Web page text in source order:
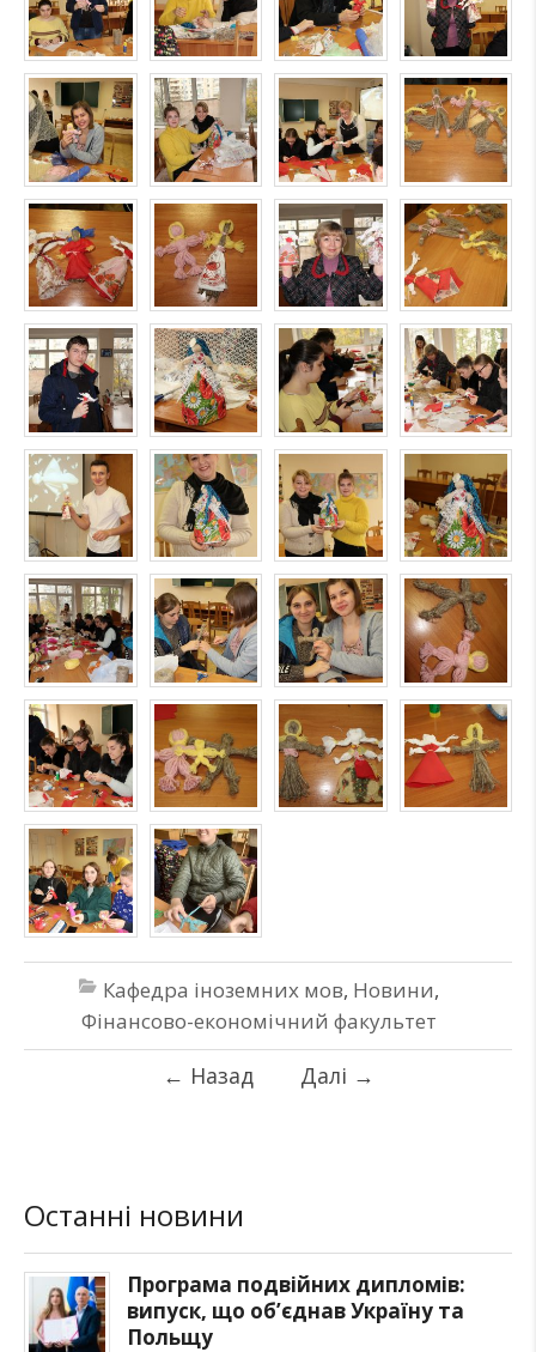
Кафедра іноземних мов, Новини,
Фінансово-економічний факультет
← Назад Далі →
Останні новини
Програма подвійних дипломів:
випуск, що об’єднав Україну та
Польщу